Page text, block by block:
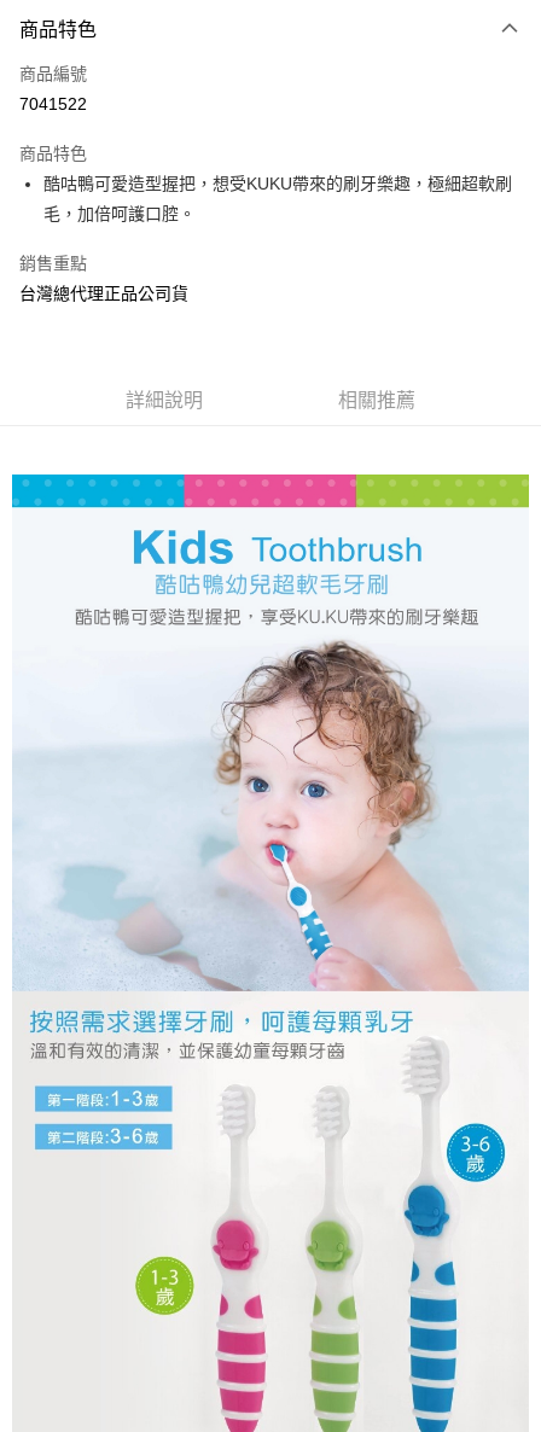
LINE Pay
Apple Pay
悠遊付
AFTEE先享後付
【關於「AFTEE先享後付」】
AFTEE先享後付是「在收到商品之後才付款」的支付方式。 讓您購物簡單
２．訂單成立數日內，您將收到繳費通知簡訊。
３．收到繳費通知簡訊後14天內，點擊此簡訊中的連結，可透過四大超商／
ATM／網路銀行／等多元方式進行付款，方視為交易完成。
※ 請注意：結帳手續完成當下不需立刻繳費，但若您需要取消訂單，請聯絡
購買商品的店家。未經商家同意取消之訂單仍視為有效，需透過AFTEE先享
後付繳納相關費用。
※ 交易是否成功請以「AFTEE先享後付 」之結帳頁面顯示為準，若有關於
https://netprotections.freshdesk.com/support/home
１．透過由恩沛科技股份有限公司提供之「AFTEE先享後付」服務完成之交
易，需依本服務之必要範圍內提供個人資料，並將交易相關給付款項請求債
權轉讓予恩沛科技股份有限公司。
２．關於個人資料處理事宜，請瀏覽以下網址：
３．未成年的使用者請事先徵得法定代理人或監護人之同意方可使用
「AFTEE先享後付」，若未經同意申辦者引起之損失，本公司不負相關責
４．使用「AFTEE先享後付」時，將依據個別帳號之用戶狀況，依本公司即
時審查核予不同之上限額度；若仍有額度不足之情形，本公司將視審查結果
請求用戶進行身份認證。
５．嚴禁一人註冊多個帳號或使用他人資訊註冊。若發現惡意使用之情形，
恩沛科技股份有限公司將有權停止該用戶之使用額度並採取法律行動。
ATM付款
每筆NT$70，滿NT$600(含以上)免運費
每筆NT$70，滿NT$600(含以上)免運費
每筆NT$80，滿NT$600(含以上)免運費
付款後門市自取
商品特色
商品編號
7041522
商品特色
酷咕鴨可愛造型握把，想受KUKU帶來的刷牙樂趣，極細超軟刷
毛，加倍呵護口腔。
銷售重點
台灣總代理正品公司貨
詳細說明 相關推薦